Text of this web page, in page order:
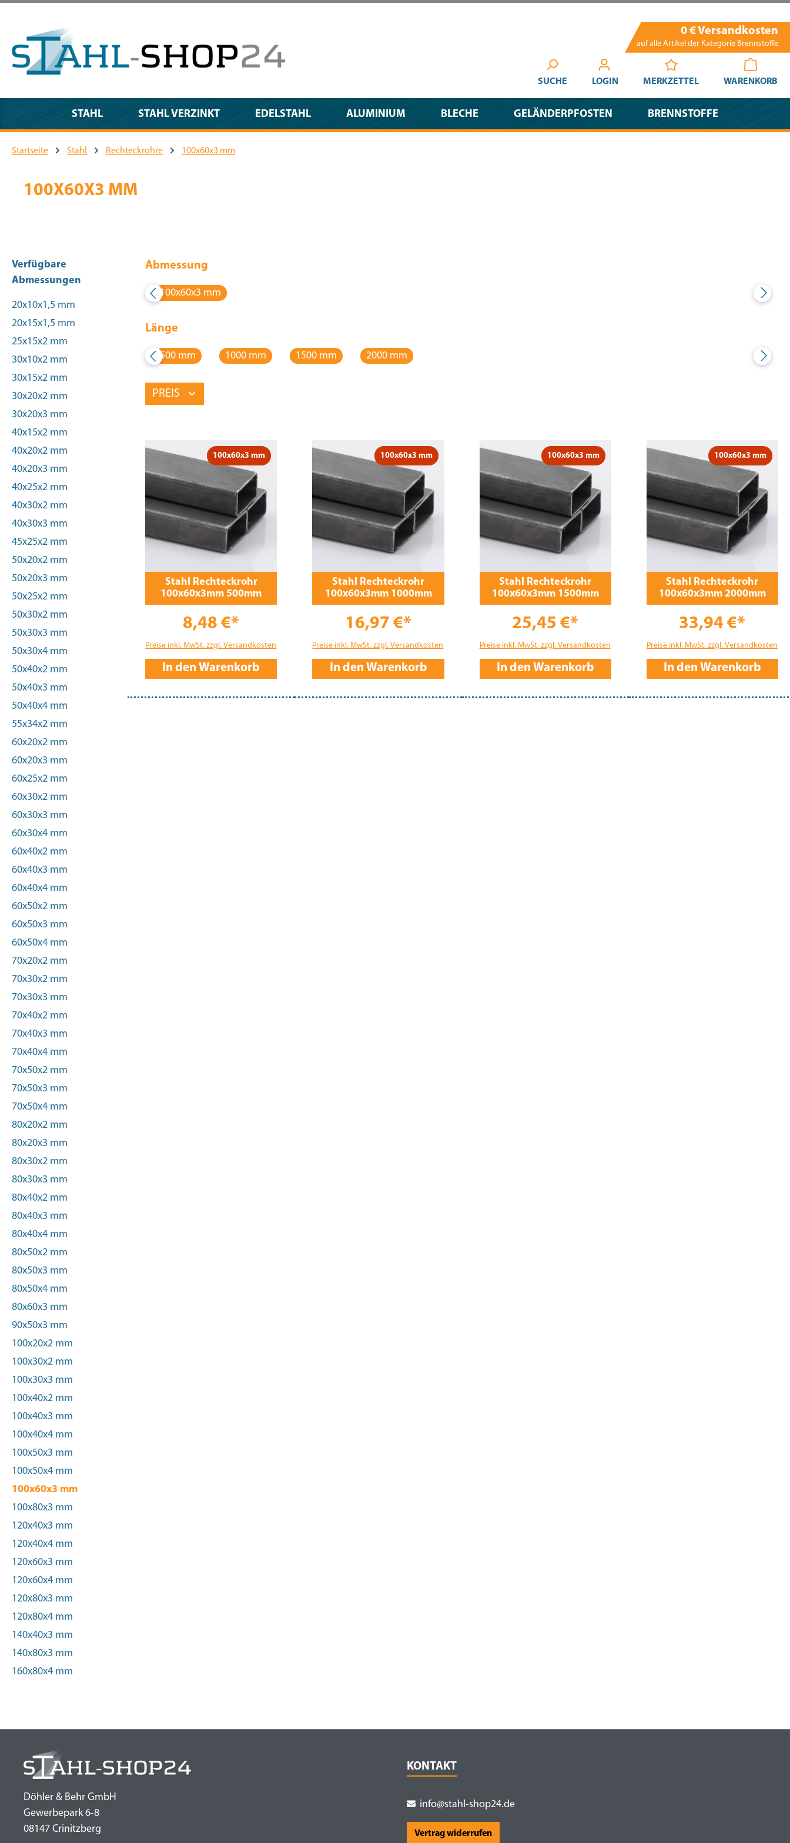
0 € Versandkosten
auf alle Artikel der Kategorie Brennstoffe
SUCHE LOGIN MERKZETTEL WARENKORB
STAHL STAHL VERZINKT EDELSTAHL ALUMINIUM BLECHE GELÄNDERPFOSTEN BRENNSTOFFE
Startseite Stahl Rechteckrohre 100x60x3 mm
100X60X3 MM
Verfügbare
Abmessungen
20x10x1,5 mm
20x15x1,5 mm
25x15x2 mm
30x10x2 mm
30x15x2 mm
30x20x2 mm
30x20x3 mm
40x15x2 mm
40x20x2 mm
40x20x3 mm
40x25x2 mm
40x30x2 mm
40x30x3 mm
45x25x2 mm
50x20x2 mm
50x20x3 mm
50x25x2 mm
50x30x2 mm
50x30x3 mm
50x30x4 mm
50x40x2 mm
50x40x3 mm
50x40x4 mm
55x34x2 mm
60x20x2 mm
60x20x3 mm
60x25x2 mm
60x30x2 mm
60x30x3 mm
60x30x4 mm
60x40x2 mm
60x40x3 mm
60x40x4 mm
60x50x2 mm
60x50x3 mm
60x50x4 mm
70x20x2 mm
70x30x2 mm
70x30x3 mm
70x40x2 mm
70x40x3 mm
70x40x4 mm
70x50x2 mm
70x50x3 mm
70x50x4 mm
80x20x2 mm
80x20x3 mm
80x30x2 mm
80x30x3 mm
80x40x2 mm
80x40x3 mm
80x40x4 mm
80x50x2 mm
80x50x3 mm
80x50x4 mm
80x60x3 mm
90x50x3 mm
100x20x2 mm
100x30x2 mm
100x30x3 mm
100x40x2 mm
100x40x3 mm
100x40x4 mm
100x50x3 mm
100x50x4 mm
100x60x3 mm
100x80x3 mm
120x40x3 mm
120x40x4 mm
120x60x3 mm
120x60x4 mm
120x80x3 mm
120x80x4 mm
140x40x3 mm
140x80x3 mm
160x80x4 mm
Abmessung
100x60x3 mm
Länge
500 mm 1000 mm 1500 mm 2000 mm
PREIS
100x60x3 mm
Stahl Rechteckrohr
100x60x3mm 500mm
8,48 €*
Preise inkl. MwSt. zzgl. Versandkosten
In den Warenkorb
100x60x3 mm
Stahl Rechteckrohr
100x60x3mm 1000mm
16,97 €*
Preise inkl. MwSt. zzgl. Versandkosten
In den Warenkorb
100x60x3 mm
Stahl Rechteckrohr
100x60x3mm 1500mm
25,45 €*
Preise inkl. MwSt. zzgl. Versandkosten
In den Warenkorb
100x60x3 mm
Stahl Rechteckrohr
100x60x3mm 2000mm
33,94 €*
Preise inkl. MwSt. zzgl. Versandkosten
In den Warenkorb
Döhler & Behr GmbH
Gewerbepark 6-8
08147 Crinitzberg
KONTAKT
info@stahl-shop24.de
Vertrag widerrufen